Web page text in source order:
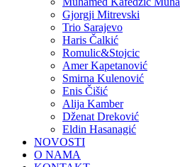
Gjorgji Mitrevski
Trio Sarajevo
Haris Čalkić
Romulic&Stojcic
Amer Kapetanović
Smirna Kulenović
Enis Čišić
Alija Kamber
Dženat Dreković
Eldin Hasanagić
NOVOSTI
O NAMA